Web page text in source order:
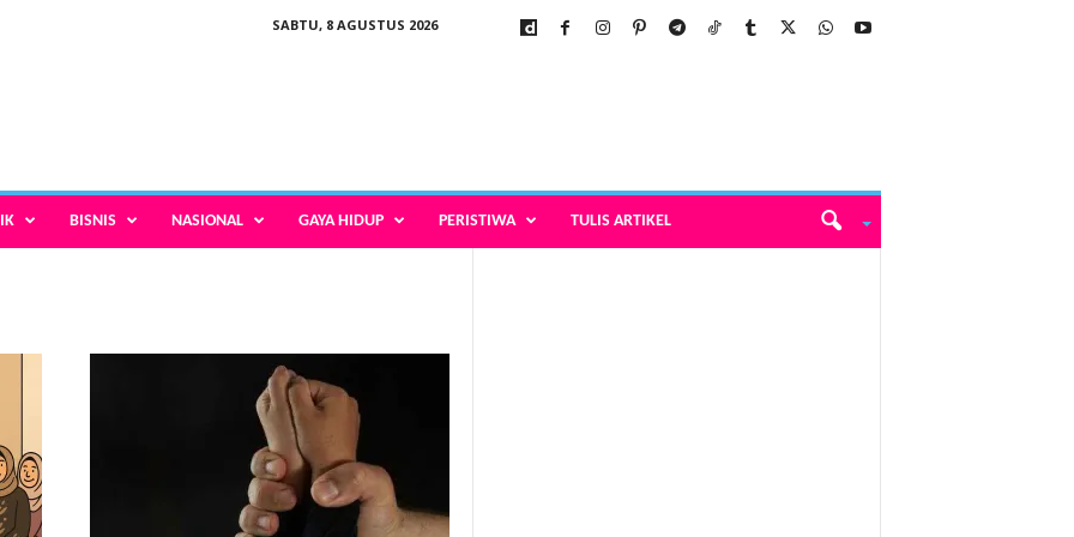
SABTU, 8 AGUSTUS 2026
BISNIS NASIONAL GAYA HIDUP PERISTIWA TULIS ARTIKEL